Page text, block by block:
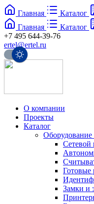
Главная Каталог
Главная
Каталог
+7 495 644-39-76
ertel@ertel.ru
О компании
Проекты
Каталог
Оборудование
Готовые
Замки и